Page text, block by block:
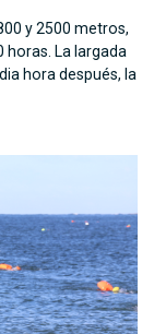
y 2500 metros,
La largada
hora después, la